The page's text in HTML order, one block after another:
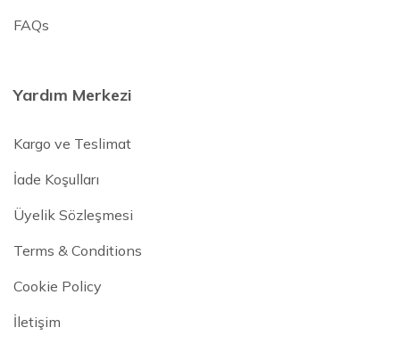
FAQs
Yardım Merkezi
Kargo ve Teslimat
İade Koşulları
Üyelik Sözleşmesi
Terms & Conditions
Cookie Policy
İletişim